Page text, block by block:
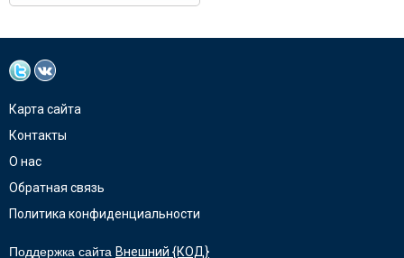
Карта сайта
Контакты
О нас
Обратная связь
Политика конфиденциальности
Поддержка сайта Внешний {КОД}